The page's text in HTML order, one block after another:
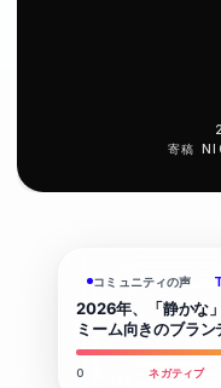
寄稿
コミュニティの声 T
2026年、「静かな
ミーム向きのブラ
0 ネガティブ